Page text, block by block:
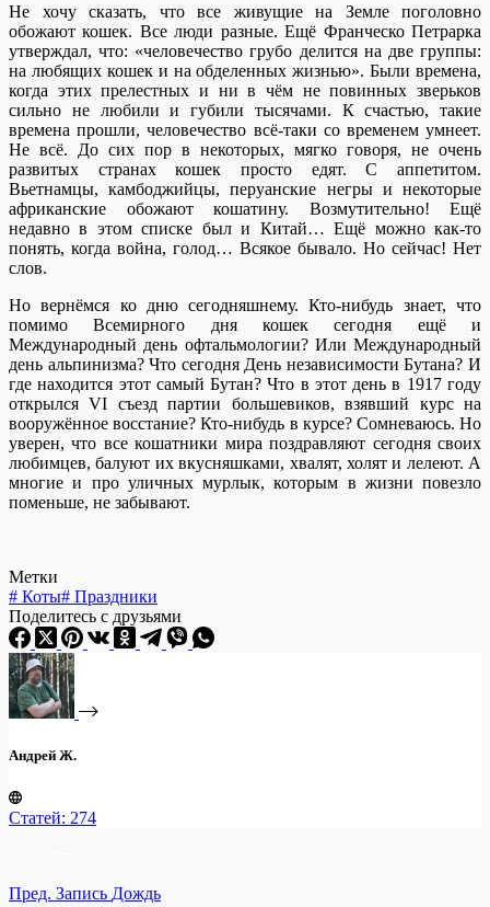
Не хочу сказать, что все живущие на Земле поголовно
обожают кошек. Все люди разные. Ещё Франческо Петрарка
утверждал, что: «человечество грубо делится на две группы:
на любящих кошек и на обделенных жизнью». Были времена,
когда этих прелестных и ни в чём не повинных зверьков
сильно не любили и губили тысячами. К счастью, такие
времена прошли, человечество всё-таки со временем умнеет.
Не всё. До сих пор в некоторых, мягко говоря, не очень
развитых странах кошек просто едят. С аппетитом.
Вьетнамцы, камбоджийцы, перуанские негры и некоторые
африканские обожают кошатину. Возмутительно! Ещё
недавно в этом списке был и Китай… Ещё можно как-то
понять, когда война, голод… Всякое бывало. Но сейчас! Нет
слов.
Но вернёмся ко дню сегодняшнему. Кто-нибудь знает, что
помимо Всемирного дня кошек сегодня ещё и
Международный день офтальмологии? Или Международный
день альпинизма? Что сегодня День независимости Бутана? И
где находится этот самый Бутан? Что в этот день в 1917 году
открылся VI съезд партии большевиков, взявший курс на
вооружённое восстание? Кто-нибудь в курсе? Сомневаюсь. Но
уверен, что все кошатники мира поздравляют сегодня своих
любимцев, балуют их вкусняшками, хвалят, холят и лелеют. А
многие и про уличных мурлык, которым в жизни повезло
поменьше, не забывают.
Метки
# Коты# Праздники
Поделитесь с друзьями
Андрей Ж.
Статей: 274
Пред. Запись Дождь